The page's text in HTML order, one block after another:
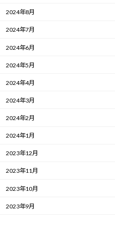
2024年8月
2024年7月
2024年6月
2024年5月
2024年4月
2024年3月
2024年2月
2024年1月
2023年12月
2023年11月
2023年10月
2023年9月